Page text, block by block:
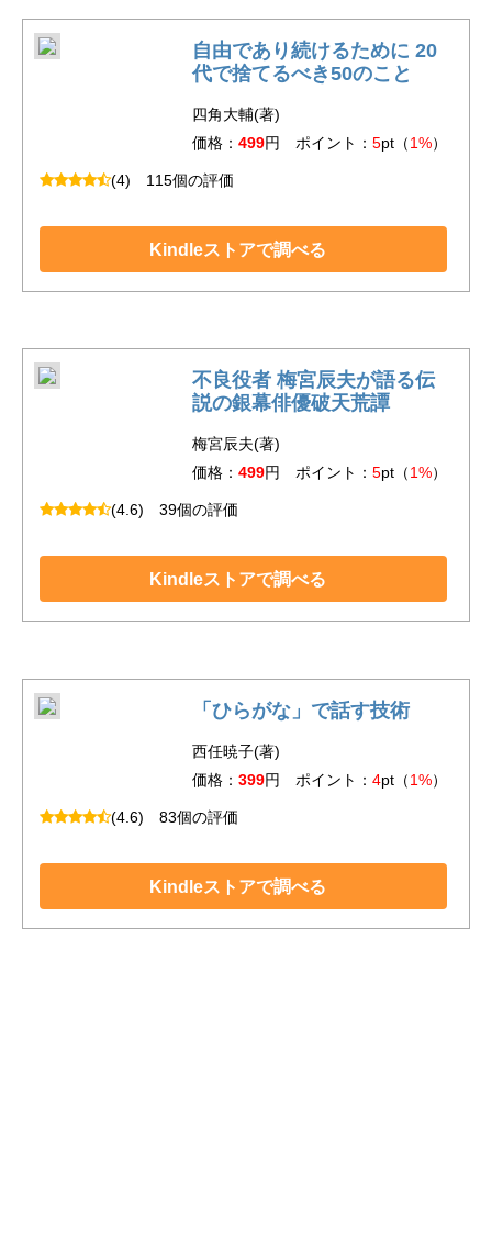
自由であり続けるために 20
代で捨てるべき50のこと
四角大輔(著)
価格： 499円 ポイント： 5pt（1%）
(4) 115個の評価
Kindleストアで調べる
不良役者 梅宮辰夫が語る伝
説の銀幕俳優破天荒譚
梅宮辰夫(著)
価格： 499円 ポイント： 5pt（1%）
(4.6) 39個の評価
Kindleストアで調べる
「ひらがな」で話す技術
西任暁子(著)
価格： 399円 ポイント： 4pt（1%）
(4.6) 83個の評価
Kindleストアで調べる